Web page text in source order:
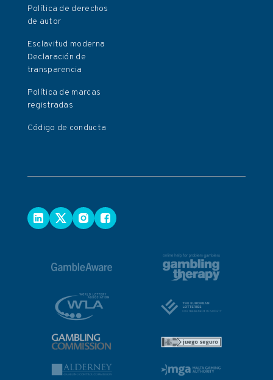
Política de derechos
de autor
Esclavitud moderna
Declaración de
transparencia
Política de marcas
registradas
Código de conducta